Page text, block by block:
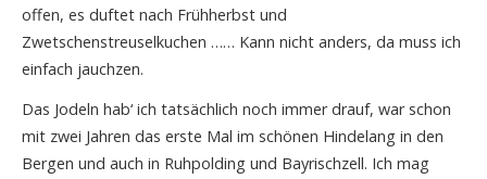
offen, es duftet nach Frühherbst und
Zwetschenstreuselkuchen …… Kann nicht anders, da muss ich
einfach jauchzen.
Das Jodeln hab‘ ich tatsächlich noch immer drauf, war schon
mit zwei Jahren das erste Mal im schönen Hindelang in den
Bergen und auch in Ruhpolding und Bayrischzell. Ich mag